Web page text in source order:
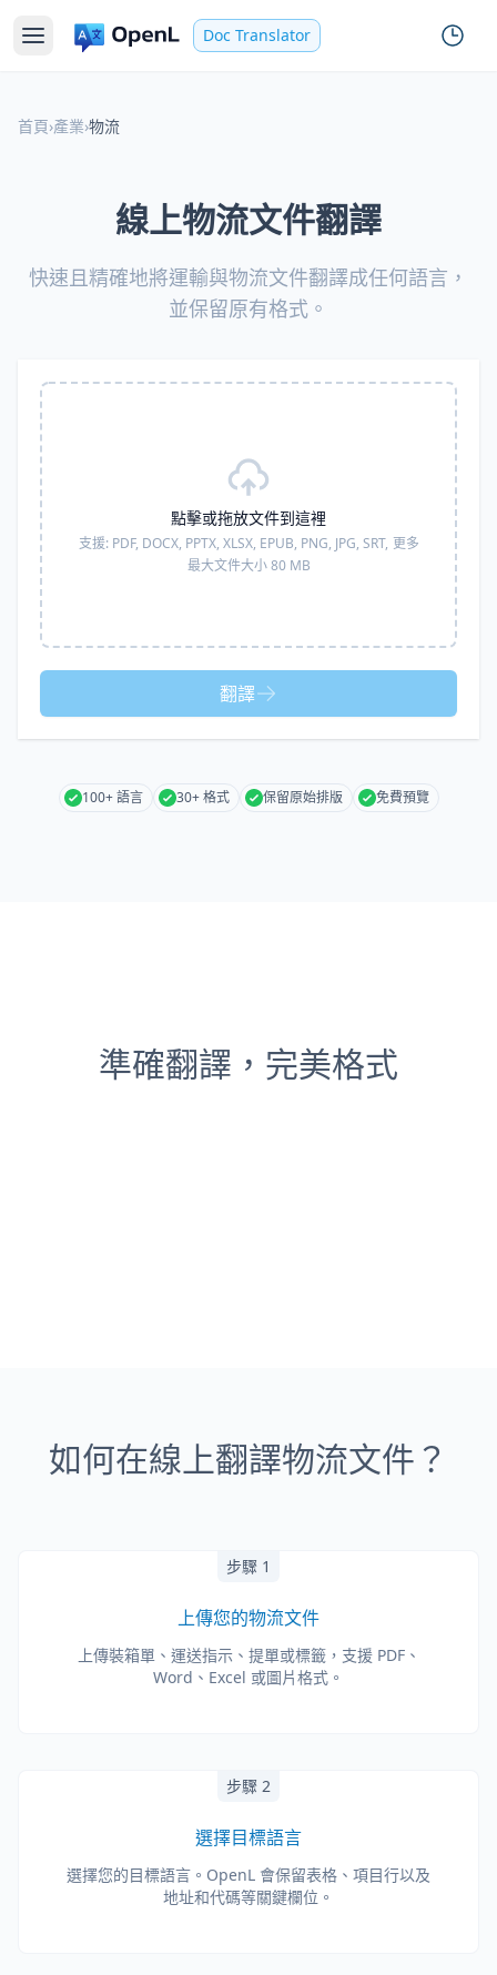
Doc Translator
首頁›產業›物流
線上物流文件翻譯
快速且精確地將運輸與物流文件翻譯成任何語言，
並保留原有格式。
點擊或拖放文件到這裡
支援: PDF, DOCX, PPTX, XLSX, EPUB, PNG, JPG, SRT, 更多
最大文件大小 80 MB
翻譯
100+ 語言 30+ 格式 保留原始排版 免費預覽
準確翻譯，完美格式
如何在線上翻譯物流文件？
步驟 1
上傳您的物流文件
上傳裝箱單、運送指示、提單或標籤，支援 PDF、
Word、Excel 或圖片格式。
步驟 2
選擇目標語言
選擇您的目標語言。OpenL 會保留表格、項目行以及
地址和代碼等關鍵欄位。